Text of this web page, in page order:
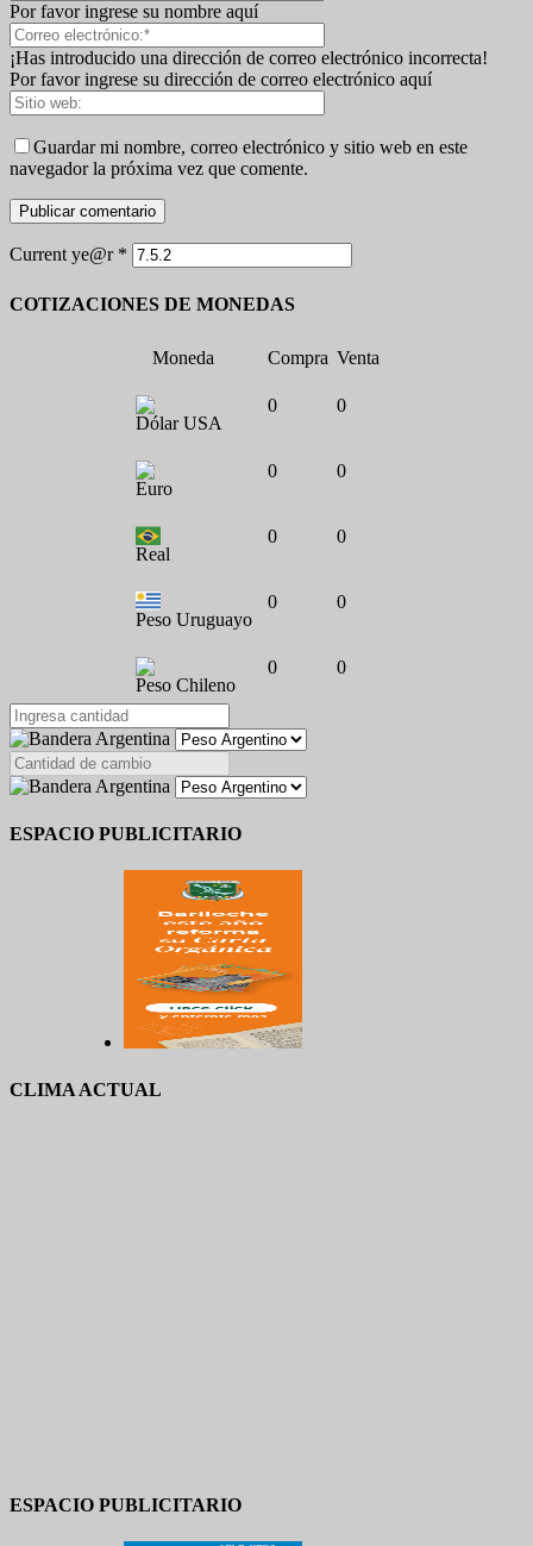
Por favor ingrese su nombre aquí
¡Has introducido una dirección de correo electrónico incorrecta!
Por favor ingrese su dirección de correo electrónico aquí
Guardar mi nombre, correo electrónico y sitio web en este
navegador la próxima vez que comente.
Current ye@r *
COTIZACIONES DE MONEDAS
Moneda Compra Venta
Dólar USA
0 0
Euro
0 0
Real
0 0
Peso Uruguayo
0 0
Peso Chileno
0 0
ESPACIO PUBLICITARIO
CLIMA ACTUAL
ESPACIO PUBLICITARIO